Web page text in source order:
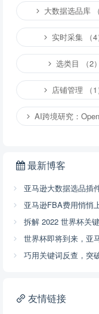
大数据选品库 （
实时采集 （4
选类目 （2）
店铺管理 （1
AI跨境研究：OpenClaw小龙虾等应
最新博客
亚马逊大数据选品插
亚马逊FBA费用悄悄上涨3.5%，
拆解 2022 世界杯关
世界杯即将到来，亚
巧用关键词反查，突
友情链接